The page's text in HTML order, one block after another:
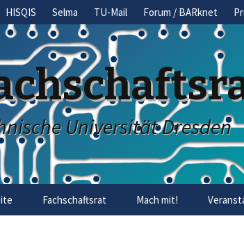
HISQIS Selma TU-Mail Forum / BARknet
Universität Dresden
Fachschaftsrat Mach mit!